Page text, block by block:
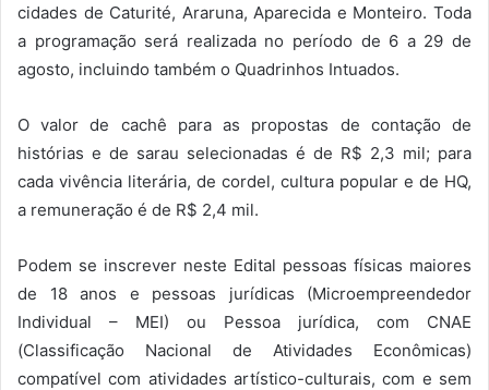
cidades de Caturité, Araruna, Aparecida e Monteiro. Toda
a programação será realizada no período de 6 a 29 de
agosto, incluindo também o Quadrinhos Intuados.
O valor de cachê para as propostas de contação de
histórias e de sarau selecionadas é de R$ 2,3 mil; para
cada vivência literária, de cordel, cultura popular e de HQ,
a remuneração é de R$ 2,4 mil.
Podem se inscrever neste Edital pessoas físicas maiores
de 18 anos e pessoas jurídicas (Microempreendedor
Individual – MEI) ou Pessoa jurídica, com CNAE
(Classificação Nacional de Atividades Econômicas)
compatível com atividades artístico-culturais, com e sem